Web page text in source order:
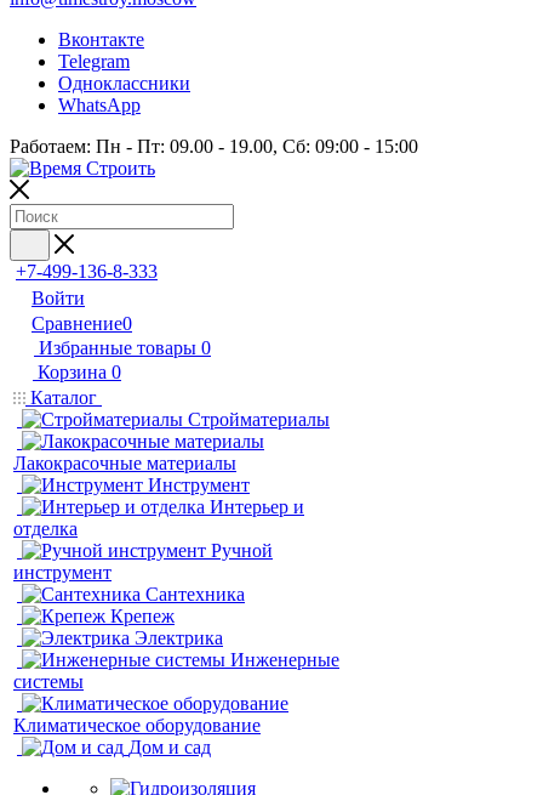
Вконтакте
Telegram
Одноклассники
WhatsApp
Работаем: Пн - Пт: 09.00 - 19.00, Сб: 09:00 - 15:00
+7-499-136-8-333
Войти
Сравнение0
Избранные товары 0
Корзина 0
Каталог
Стройматериалы
Лакокрасочные материалы
Инструмент
Интерьер и
отделка
Ручной
инструмент
Сантехника
Крепеж
Электрика
Инженерные
системы
Климатическое оборудование
Дом и сад